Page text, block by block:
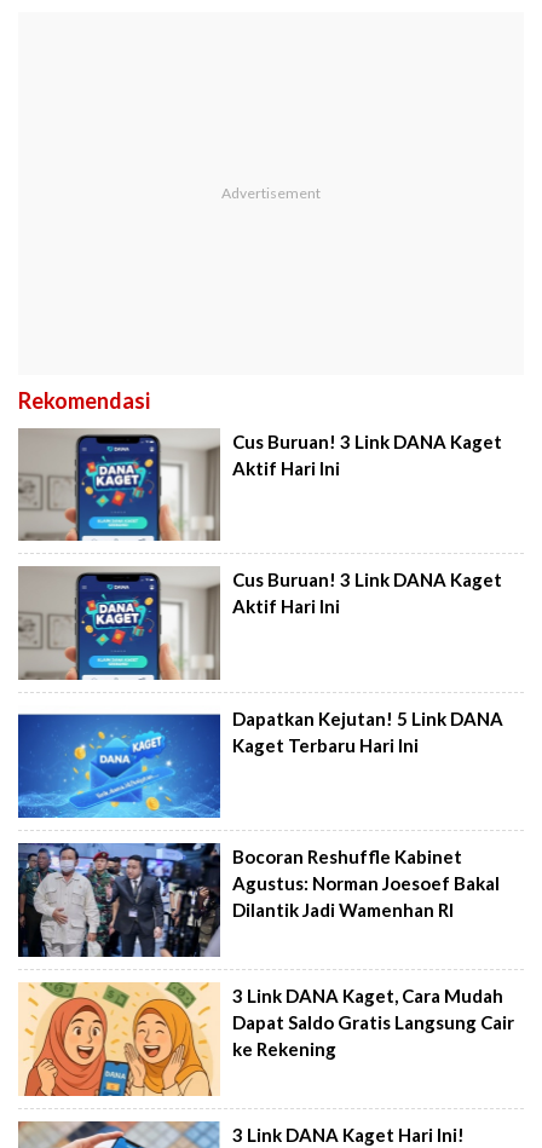
Rekomendasi
Cus Buruan! 3 Link DANA Kaget
Aktif Hari Ini
Cus Buruan! 3 Link DANA Kaget
Aktif Hari Ini
Dapatkan Kejutan! 5 Link DANA
Kaget Terbaru Hari Ini
Bocoran Reshuffle Kabinet
Agustus: Norman Joesoef Bakal
Dilantik Jadi Wamenhan RI
3 Link DANA Kaget, Cara Mudah
Dapat Saldo Gratis Langsung Cair
ke Rekening
3 Link DANA Kaget Hari Ini!